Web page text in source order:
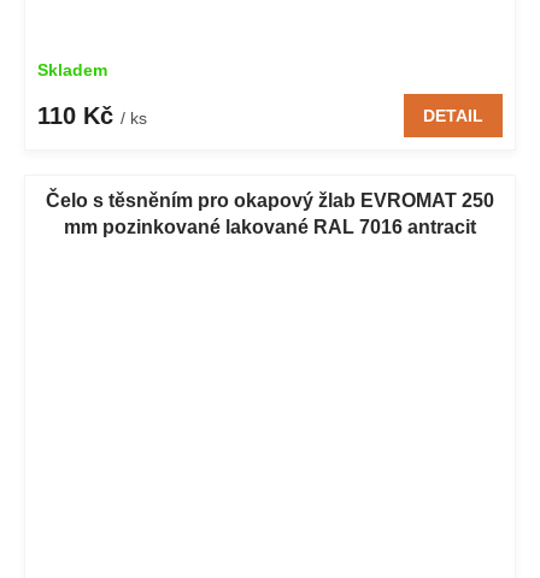
Skladem
110 Kč / ks DETAIL
Čelo s těsněním pro okapový žlab EVROMAT 250
mm pozinkované lakované RAL 7016 antracit